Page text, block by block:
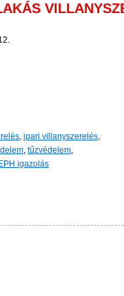
, ipari villanyszerelés,
, tűzvédelem,
EPH igazolás